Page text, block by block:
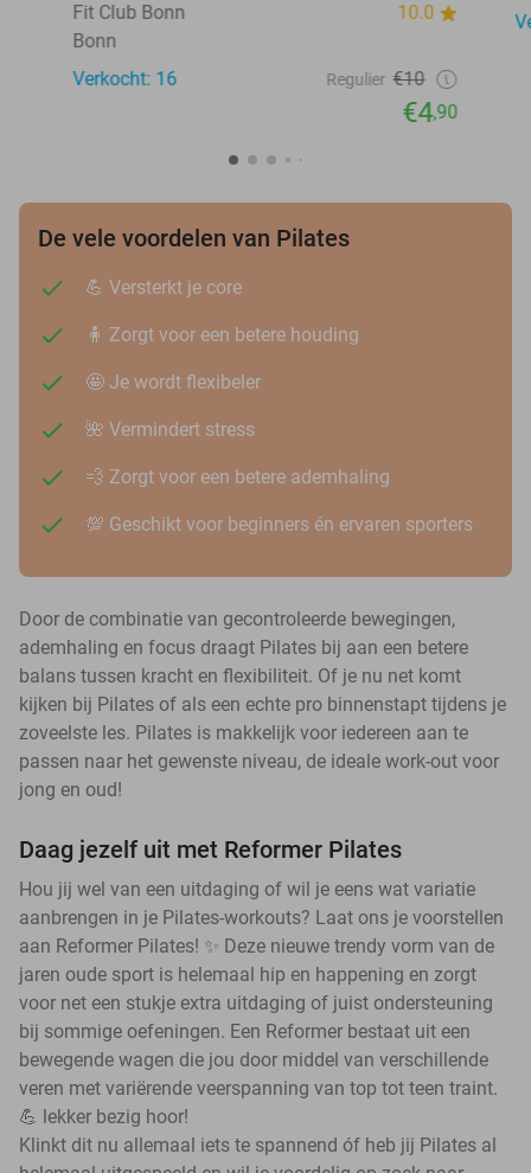
Fit Club Bonn
10.0
Bonn
Verkocht: 16
Regulier €10
€4,90
De vele voordelen van Pilates
💪 Versterkt je core
🧍 Zorgt voor een betere houding
🤩 Je wordt flexibeler
🌺 Vermindert stress
💨 Zorgt voor een betere ademhaling
💯 Geschikt voor beginners én ervaren sporters
Door de combinatie van gecontroleerde bewegingen,
ademhaling en focus draagt Pilates bij aan een betere
balans tussen kracht en flexibiliteit. Of je nu net komt
kijken bij Pilates of als een echte pro binnenstapt tijdens je
zoveelste les. Pilates is makkelijk voor iedereen aan te
passen naar het gewenste niveau, de ideale work-out voor
jong en oud!
Daag jezelf uit met Reformer Pilates
Hou jij wel van een uitdaging of wil je eens wat variatie
aanbrengen in je Pilates-workouts? Laat ons je voorstellen
aan Reformer Pilates! ✨ Deze nieuwe trendy vorm van de
jaren oude sport is helemaal hip en happening en zorgt
voor net een stukje extra uitdaging of juist ondersteuning
bij sommige oefeningen. Een Reformer bestaat uit een
bewegende wagen die jou door middel van verschillende
veren met variërende veerspanning van top tot teen traint.
💪 lekker bezig hoor!
Klinkt dit nu allemaal iets te spannend óf heb jij Pilates al